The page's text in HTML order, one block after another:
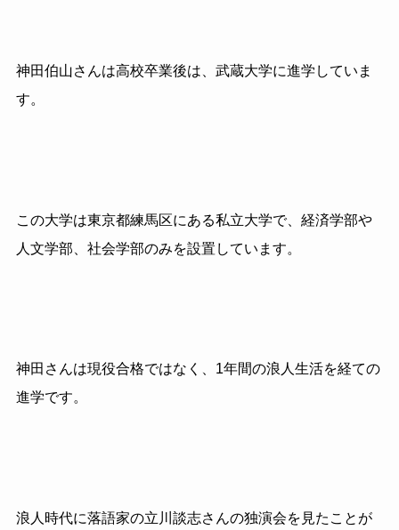
神田伯山さんは高校卒業後は、武蔵大学に進学していま
す。
この大学は東京都練馬区にある私立大学で、経済学部や
人文学部、社会学部のみを設置しています。
神田さんは現役合格ではなく、1年間の浪人生活を経ての
進学です。
浪人時代に落語家の立川談志さんの独演会を見たことが